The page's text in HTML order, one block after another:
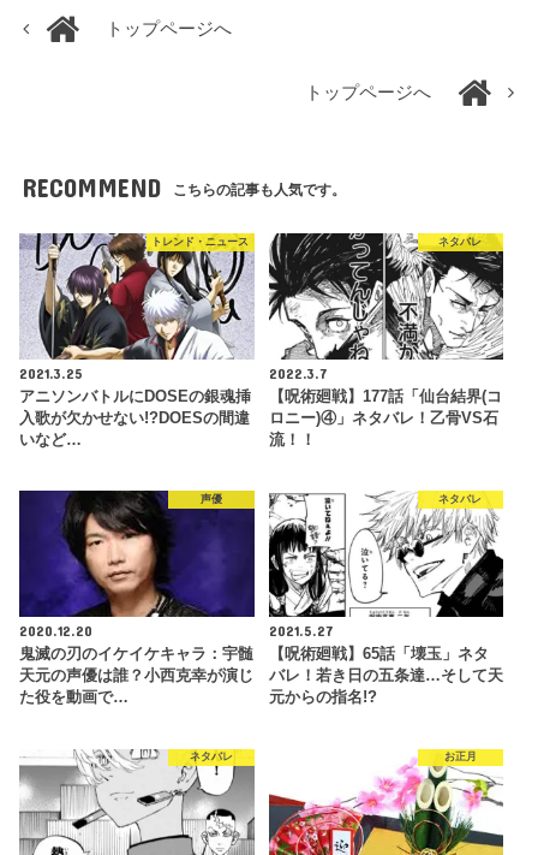
トップページへ
トップページへ
RECOMMEND こちらの記事も人気です。
トレンド・ニュース
2021.3.25
アニソンバトルにDOSEの銀魂挿
入歌が欠かせない!?DOESの間違
いなど…
ネタバレ
2022.3.7
【呪術廻戦】177話「仙台結界(コ
ロニー)④」ネタバレ！乙骨VS石
流！！
声優
2020.12.20
鬼滅の刃のイケイケキャラ：宇髄
天元の声優は誰？小西克幸が演じ
た役を動画で…
ネタバレ
2021.5.27
【呪術廻戦】65話「壊玉」ネタ
バレ！若き日の五条達…そして天
元からの指名!?
ネタバレ お正月